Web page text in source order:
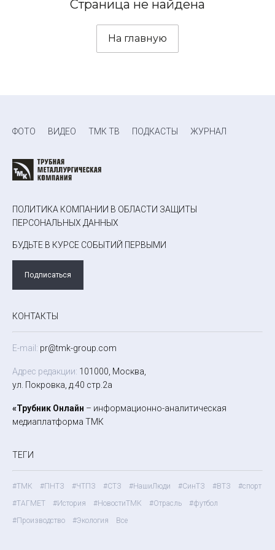
Страница не найдена
На главную
ФОТО ВИДЕО ТМК ТВ ПОДКАСТЫ ЖУРНАЛ
ПОЛИТИКА КОМПАНИИ В ОБЛАСТИ ЗАЩИТЫ
ПЕРСОНАЛЬНЫХ ДАННЫХ
БУДЬТЕ В КУРСЕ СОБЫТИЙ ПЕРВЫМИ
Подписаться
КОНТАКТЫ
E-mail: pr@tmk-group.com
Адрес редакции: 101000, Москва,
ул. Покровка, д.40 стр.2а
«Трубник Онлайн – информационно-аналитическая
медиаплатформа ТМК
ТЕГИ
#ТМК #ПНТЗ #ЧТПЗ #СТЗ #НашиЛюди #СинТЗ #ВТЗ
#спорт
#ТАГМЕТ
#История #НовостиТМК #Отрасль
#футбол
#Производство
#Экология Все